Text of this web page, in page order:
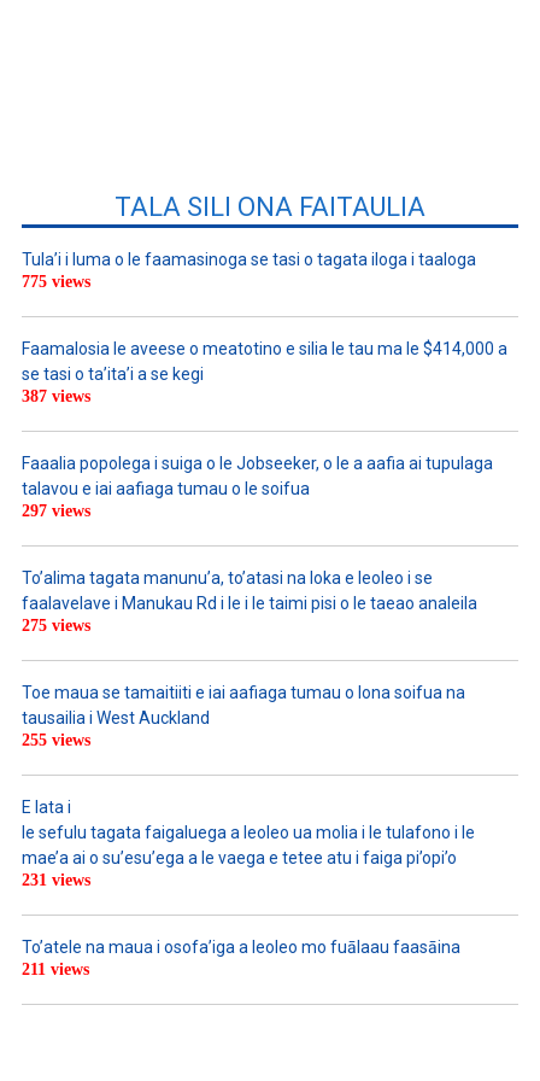
TALA SILI ONA FAITAULIA
Tula’i i luma o le faamasinoga se tasi o tagata iloga i taaloga
775 views
Faamalosia le aveese o meatotino e silia le tau ma le $414,000 a
se tasi o ta’ita’i a se kegi
387 views
Faaalia popolega i suiga o le Jobseeker, o le a aafia ai tupulaga
talavou e iai aafiaga tumau o le soifua
297 views
To’alima tagata manunu’a, to’atasi na loka e leoleo i se
faalavelave i Manukau Rd i le i le taimi pisi o le taeao analeila
275 views
Toe maua se tamaitiiti e iai aafiaga tumau o lona soifua na
tausailia i West Auckland
255 views
E lata i
le sefulu tagata faigaluega a leoleo ua molia i le tulafono i le
mae’a ai o su’esu’ega a le vaega e tetee atu i faiga pi’opi’o
231 views
To’atele na maua i osofa’iga a leoleo mo fuālaau faasāina
211 views